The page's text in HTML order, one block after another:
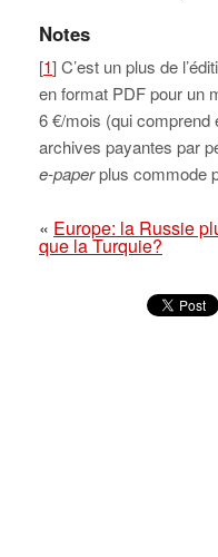
Notes
[1] C’est un plus de
en format PDF pour un
6 €/mois (qui comprend
archives payantes par
e-paperplus commode
« Europe: la Russie
que la Turquie?